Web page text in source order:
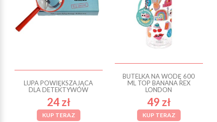
LUPA POWIĘKSZAJĄCA
DLA DETEKTYWÓW
24 zł
KUP TERAZ
BUTELKA NA WODĘ 600
ML TOP BANANA REX
LONDON
49 zł
KUP TERAZ